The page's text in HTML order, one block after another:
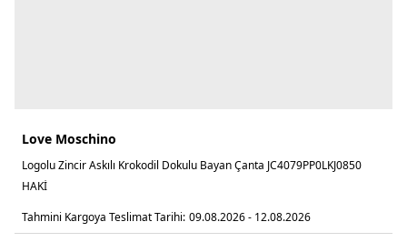
Love Moschino
Logolu Zincir Askılı Krokodil Dokulu Bayan Çanta JC4079PP0LKJ0850
HAKİ
Tahmini Kargoya Teslimat Tarihi: 09.08.2026 - 12.08.2026